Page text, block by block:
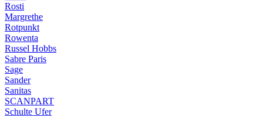
Rosti
Margrethe
Rotpunkt
Rowenta
Russel Hobbs
Sabre Paris
Sage
Sander
Sanitas
SCANPART
Schulte Ufer